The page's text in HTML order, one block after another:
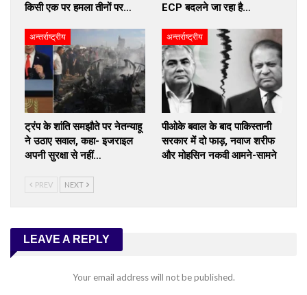
किसी एक पर हमला तीनों पर…
ECP बदलने जा रहा है…
अन्तर्राष्ट्रीय
ट्रंप के शांति समझौते पर नेतन्याहू
ने उठाए सवाल, कहा- इजराइल
अपनी सुरक्षा से नहीं…
अन्तर्राष्ट्रीय
पीओके बवाल के बाद पाकिस्तानी
सरकार में दो फाड़, नवाज शरीफ
और मोहसिन नकवी आमने-सामने
PREV NEXT
LEAVE A REPLY
Your email address will not be published.